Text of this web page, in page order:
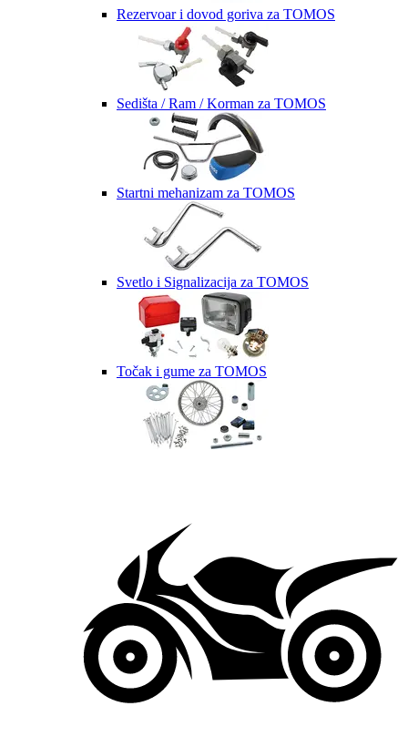
Rezervoar i dovod goriva za TOMOS
Sedišta / Ram / Korman za TOMOS
Startni mehanizam za TOMOS
Svetlo i Signalizacija za TOMOS
Točak i gume za TOMOS